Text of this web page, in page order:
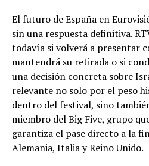
El futuro de España en
sin una respuesta definitiva.
todavía si volverá a presentar
mantendrá su retirada o si
una decisión concreta sobre
relevante no solo por el peso
dentro del festival, sino
miembro del Big Five, grupo
garantiza el pase directo a la
Alemania, Italia y Reino Unido.